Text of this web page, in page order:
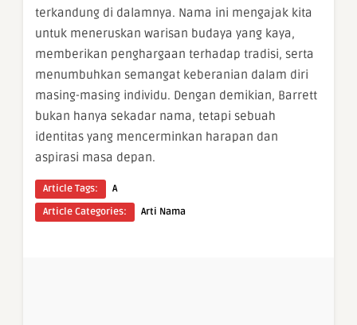
terkandung di dalamnya. Nama ini mengajak kita
untuk meneruskan warisan budaya yang kaya,
memberikan penghargaan terhadap tradisi, serta
menumbuhkan semangat keberanian dalam diri
masing-masing individu. Dengan demikian, Barrett
bukan hanya sekadar nama, tetapi sebuah
identitas yang mencerminkan harapan dan
aspirasi masa depan.
Article Tags:
A
Article Categories:
Arti Nama